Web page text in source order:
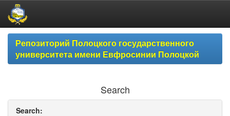
Skip
navigationРепозиторий Полоцкого государственного
университета имени Евфросинии Полоцкой
Search
Search: